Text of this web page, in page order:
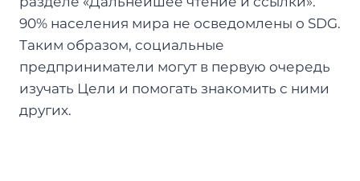
90% населения мира не осведомлены о SDG.
Таким образом, социальные
предприниматели могут в первую очередь
изучать Цели и помогать знакомить с ними
других.